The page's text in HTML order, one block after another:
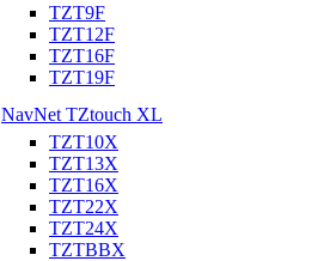
TZT9F
TZT12F
TZT16F
TZT19F
NavNet TZtouch XL
TZT10X
TZT13X
TZT16X
TZT22X
TZT24X
TZTBBX